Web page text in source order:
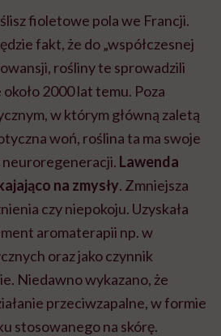
fioletowe pola we Francji.
fakt, że do „współczesnej
rośliny te sprowadzili
2000 lat temu. Poza
w którym główną zaletą
woń, roślina ta ma swoje
neuroregeneracji. Lawenda
na zmysły. Zmniejsza
czy niepokoju. Uzyskała
aromaterapii np. w
oraz jako czynnik
Niedawno wykazano, że
przeciwzapalne, w formie
stosowanego na skórę.